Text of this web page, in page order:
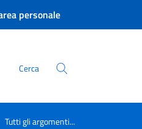
personale
Cerca
Tutti gli argomenti...